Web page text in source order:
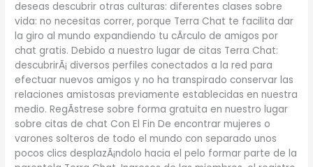
deseas descubrir otras culturas: diferentes clases sobre
vida: no necesitas correr, porque Terra Chat te facilita dar
la giro al mundo expandiendo tu cÃ­rculo de amigos por
chat gratis. Debido a nuestro lugar de citas Terra Chat:
descubrirÃ¡ diversos perfiles conectados a la red para
efectuar nuevos amigos y no ha transpirado conservar las
relaciones amistosas previamente establecidas en nuestra
medio. RegÃ­strese sobre forma gratuita en nuestro lugar
sobre citas de chat Con El Fin De encontrar mujeres o
varones solteros de todo el mundo con separado unos
pocos clics desplazÃ¡ndolo hacia el pelo formar parte de la